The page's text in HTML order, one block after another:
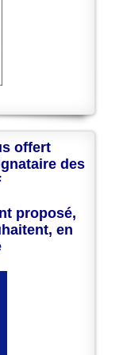
offert
des
proposé,
en